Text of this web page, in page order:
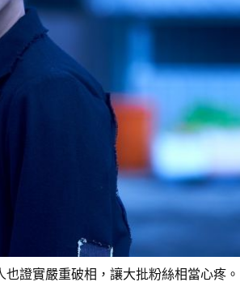
證實嚴重破相，讓大批粉絲相當心疼。